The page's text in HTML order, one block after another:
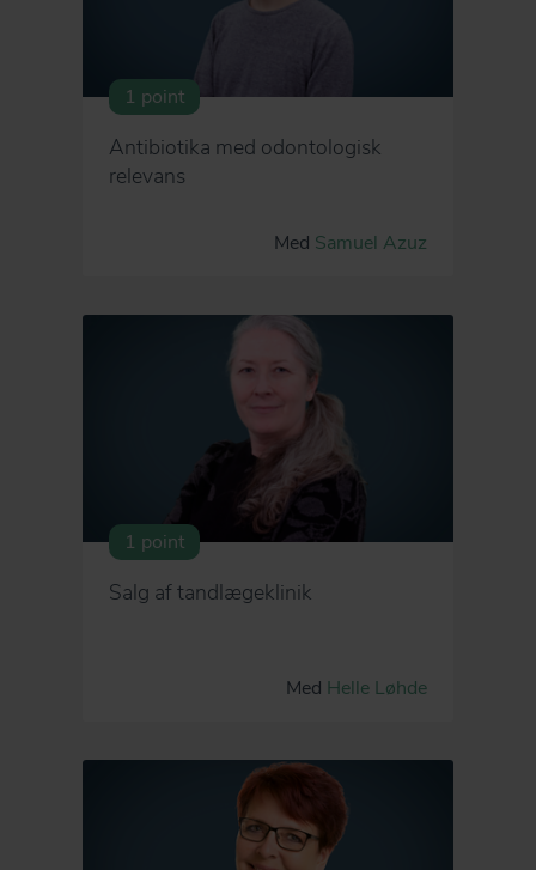
1 point
Antibiotika med odontologisk
relevans
Med Samuel Azuz
1 point
Salg af tandlægeklinik
Med Helle Løhde